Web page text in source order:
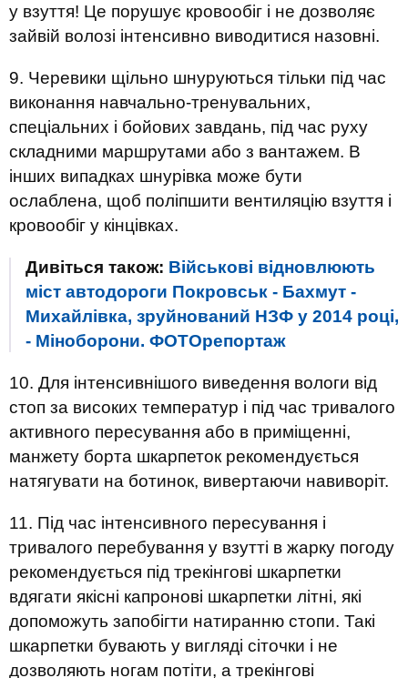
у взуття! Це порушує кровообіг і не дозволяє
зайвій волозі інтенсивно виводитися назовні.
9. Черевики щільно шнуруються тільки під час
виконання навчально-тренувальних,
спеціальних і бойових завдань, під час руху
складними маршрутами або з вантажем. В
інших випадках шнурівка може бути
ослаблена, щоб поліпшити вентиляцію взуття і
кровообіг у кінцівках.
Дивіться також: Військові відновлюють
міст автодороги Покровськ - Бахмут -
Михайлівка, зруйнований НЗФ у 2014 році,
- Міноборони. ФОТОрепортаж
10. Для інтенсивнішого виведення вологи від
стоп за високих температур і під час тривалого
активного пересування або в приміщенні,
манжету борта шкарпеток рекомендується
натягувати на ботинок, вивертаючи навиворіт.
11. Під час інтенсивного пересування і
тривалого перебування у взутті в жарку погоду
рекомендується під трекінгові шкарпетки
вдягати якісні капронові шкарпетки літні, які
допоможуть запобігти натиранню стопи. Такі
шкарпетки бувають у вигляді сіточки і не
дозволяють ногам потіти, а трекінгові